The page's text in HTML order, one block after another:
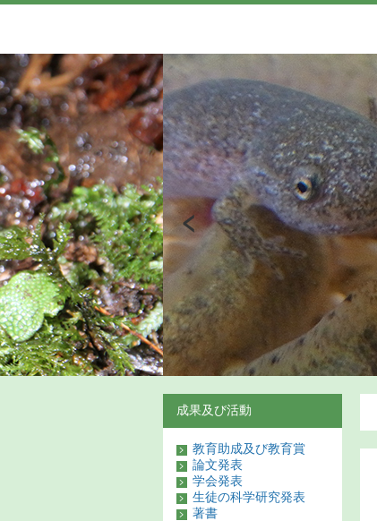
成果及び活動
教育助成及び教育賞
論文発表
学会発表
生徒の科学研究発表
著書